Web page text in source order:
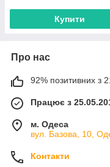
Купити
Про нас
92% позитивних з
Працює з
м. Одеса
вул. Базова, 10,
Контакти